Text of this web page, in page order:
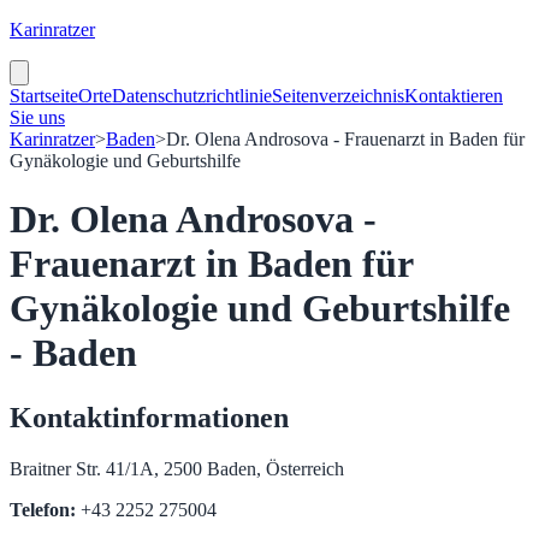
Karinratzer
StartseiteOrteDatenschutzrichtlinieSeitenverzeichnisKontaktieren
Sie uns
Karinratzer>Baden>Dr. Olena Androsova - Frauenarzt in Baden für
Gynäkologie und Geburtshilfe
Dr. Olena Androsova -
Frauenarzt in Baden für
Gynäkologie und Geburtshilfe
- Baden
Kontaktinformationen
Braitner Str. 41/1A, 2500 Baden, Österreich
Telefon: +43 2252 275004